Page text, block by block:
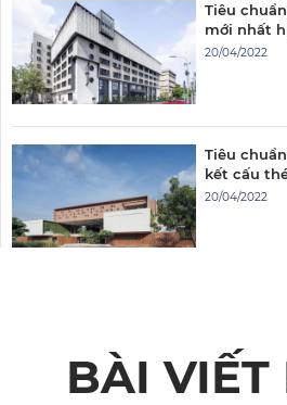
Tiêu
mới nhất
20/04/2022
Tiêu
kết cấu
chế
20/04/2022
BÀI VIẾT